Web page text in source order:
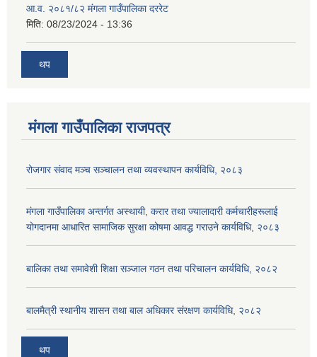
आ.व. २०८१/८२ मंगला गाउँपालिका दररेट
मिति: 08/23/2024 - 13:36
थप
मंगला गाउँपालिका राजपत्र
रोजगार संवाद मञ्च सञ्चालन तथा व्यवस्थापन कार्यविधि, २०८३
मंगला गाउँपालिका अन्तर्गत अस्थायी, करार तथा ज्यालादारी कर्मचारीहरूलाई
योगदानमा आधारित सामाजिक सुरक्षा कोषमा आवद्ध गराउने कार्यविधि, २०८३
बालिका तथा समावेशी शिक्षा सञ्जाल गठन तथा परिचालन कार्यविधि, २०८२
बालमैत्री स्थानीय शासन तथा बाल अधिकार संरक्षण कार्यविधि, २०८२
थप